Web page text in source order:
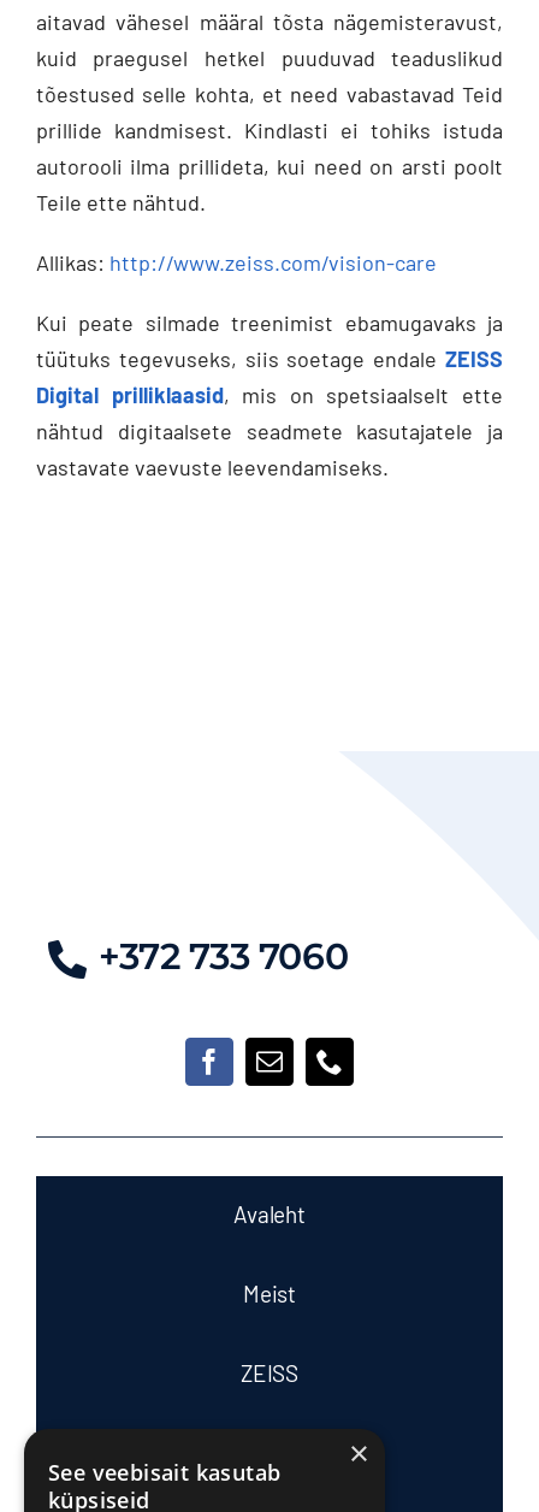
aitavad vähesel määral tõsta nägemisteravust,
kuid praegusel hetkel puuduvad teaduslikud
tõestused selle kohta, et need vabastavad Teid
prillide kandmisest. Kindlasti ei tohiks istuda
autorooli ilma prillideta, kui need on arsti poolt
Teile ette nähtud.
Allikas: http://www.zeiss.com/vision-care
Kui peate silmade treenimist ebamugavaks ja
tüütuks tegevuseks, siis soetage endaleZEISS
Digital prilliklaasid, mis on spetsiaalselt ette
nähtud digitaalsete seadmete kasutajatele ja
vastavate vaevuste leevendamiseks.
+372 733 7060
Avaleht
Meist
ZEISS
×
See veebisait kasutab
küpsiseid